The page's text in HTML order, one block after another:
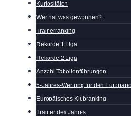
Kuriositäten
Wer hat was gewonnen?
Trainerranking
Rekorde 1.Liga
Rekorde 2.Liga
Anzahl Tabellenführungen
5-Jahres-Wertung für den
Europäisches Klubranking
Trainer des Jahres